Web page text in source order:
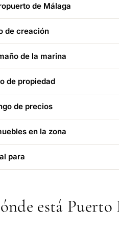
de Málaga
de creación
de la marina
de propiedad
de precios
en la zona
para
está Puerto